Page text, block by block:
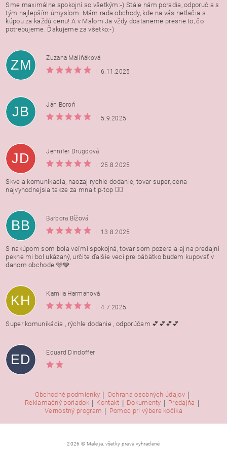
Sme maximálne spokojní so všetkým:-) Stále nám poradia, odporučia s
tým najlepším úmyslom. Mám rada obchody, kde na vás netlačia s
kúpou za každú cenu! A v Malom Ja vždy dostaneme presne to, čo
potrebujeme. Ďakujeme za všetko:-)
ZM
Zuzana Maliňáková
|
6.11.2025
JB
Ján Boroň
|
5.9.2025
JD
Jennifer Drugdová
|
25.8.2025
Skvela komunikacia, naozaj rychle dodanie, tovar super, cena
najvyhodnejsia takze za mna tip-top 👍🏻
BB
Barbora Bížová
|
13.8.2025
S nakúpom som bola veľmi spokojná, tovar som pozerala aj na predajni
pekne mi bol ukázaný, určite ďalšie veci pre bábätko budem kupovať v
danom obchode 🩵🩶
KH
Kamila Harmanovà
|
4.7.2025
Super komunikácia , rýchle dodanie , odporúčam 💕💕💕💕
ED Eduard Dindoffer
Obchodné podmienky | Ochrana osobných údajov |
Reklamačný poriadok | Kontakt | Dokumenty | Predajňa |
Vernostný program | Pomoc pri výbere kočíka
2026 © Male ja, všetky práva vyhradené